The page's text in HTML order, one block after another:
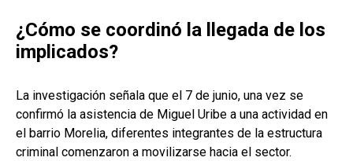
¿Cómo se coordinó la llegada de los
implicados?
La investigación señala que el 7 de junio, una vez se
confirmó la asistencia de Miguel Uribe a una actividad en
el barrio Morelia, diferentes integrantes de la estructura
criminal comenzaron a movilizarse hacia el sector.